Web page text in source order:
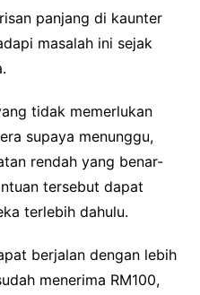
panjang di kaunter
masalah ini sejak
tidak memerlukan
supaya menunggu,
rendah yang benar-
tersebut dapat
terlebih dahulu.
berjalan dengan lebih
menerima RM100,